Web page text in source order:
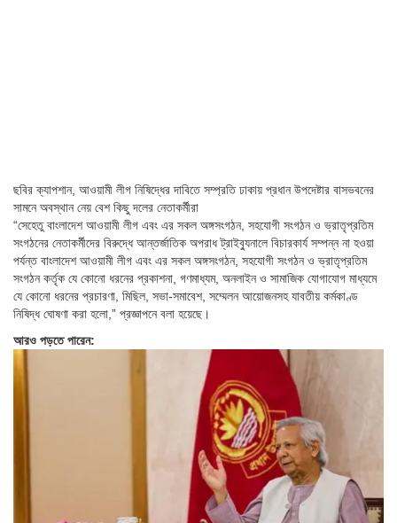
ছবির ক্যাপশান, আওয়ামী লীগ নিষিদ্ধের দাবিতে সম্প্রতি ঢাকায় প্রধান উপদেষ্টার বাসভবনের
সামনে অবস্থান নেয় বেশ কিছু দলের নেতাকর্মীরা
“সেহেতু বাংলাদেশ আওয়ামী লীগ এবং এর সকল অঙ্গসংগঠন, সহযোগী সংগঠন ও ভ্রাতৃপ্রতিম
সংগঠনের নেতাকর্মীদের বিরুদ্ধে আন্তর্জাতিক অপরাধ ট্রাইব্যুনালে বিচারকার্য সম্পন্ন না হওয়া
পর্যন্ত বাংলাদেশ আওয়ামী লীগ এবং এর সকল অঙ্গসংগঠন, সহযোগী সংগঠন ও ভ্রাতৃপ্রতিম
সংগঠন কর্তৃক যে কোনো ধরনের প্রকাশনা, গণমাধ্যম, অনলাইন ও সামাজিক যোগাযোগ মাধ্যমে
যে কোনো ধরনের প্রচারণা, মিছিল, সভা-সমাবেশ, সম্মেলন আয়োজনসহ যাবতীয় কর্মকাণ্ড
নিষিদ্ধ ঘোষণা করা হলো,” প্রজ্ঞাপনে বলা হয়েছে।
আরও পড়তে পারেন: